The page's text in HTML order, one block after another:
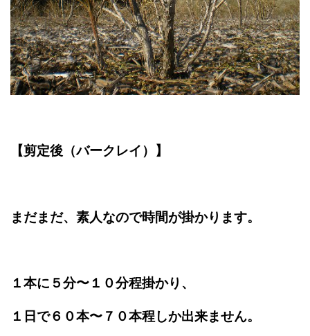
【剪定後（バークレイ）】
まだまだ、素人なので時間が掛かります。
１本に５分〜１０分程掛かり、
１日で６０本〜７０本程しか出来ません。